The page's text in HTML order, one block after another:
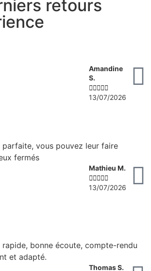
retours
Amandine
S.

13/07/2026
parfaite, vous pouvez leur faire
fermés
Mathieu M.

13/07/2026
rapide, bonne écoute, compte-rendu
et adapté.
Thomas S.